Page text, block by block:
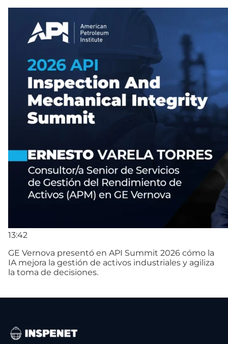
13:42
GE Vernova presentó en API Summit 2026 cómo la
IA mejora la gestión de activos industriales y agiliza
la toma de decisiones.